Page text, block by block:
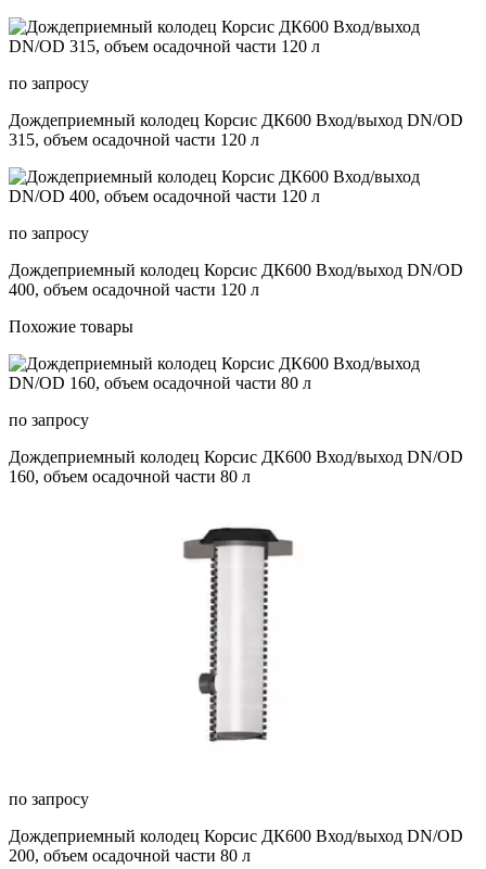
по запросу
Дождеприемный колодец Корсис ДК600 Вход/выход DN/OD
315, объем осадочной части 120 л
по запросу
Дождеприемный колодец Корсис ДК600 Вход/выход DN/OD
400, объем осадочной части 120 л
Похожие товары
по запросу
Дождеприемный колодец Корсис ДК600 Вход/выход DN/OD
160, объем осадочной части 80 л
по запросу
Дождеприемный колодец Корсис ДК600 Вход/выход DN/OD
200, объем осадочной части 80 л